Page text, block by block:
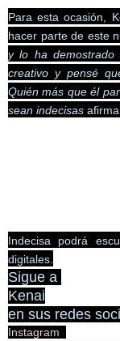
Para esta ocasión,
hacer parte de este
y lo ha demostrado
creativo y pensé
Quién más que él
sean indecisas
Indecisa podrá
digitales.
Sigue a
Kenai
en sus redes
Instagram